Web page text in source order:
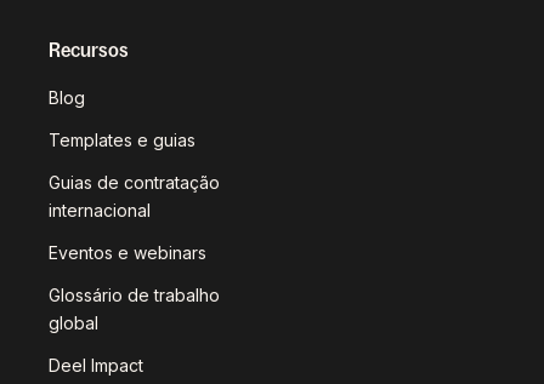
Recursos
Blog
Templates e guias
Guias de contratação
internacional
Eventos e webinars
Glossário de trabalho
global
Deel Impact